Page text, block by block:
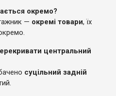
окремо?
— окремі товари, їх
центральний
суцільний задній